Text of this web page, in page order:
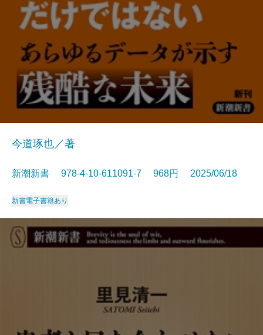
今道琢也／著
新潮新書 978-4-10-611091-7 968円 2025/06/18
新書電子書籍あり